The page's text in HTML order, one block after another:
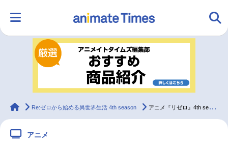
ランキング アニメ
ラジオ グッズ
animateTimes
Re:ゼロから始める異世界生活 4th season アニメ『リゼロ』4th season 第11話あらすじ&先行カット
アニメ